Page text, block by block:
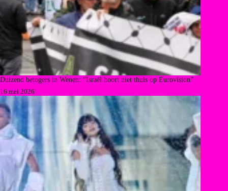
Duizend betogers in Wenen: “Israël hoort niet thuis op Eurovision”
16 mei 2026